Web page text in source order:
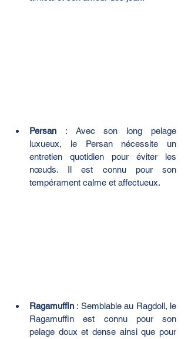
Persan : Avec son long pelage
luxueux, le Persan nécessite un
entretien quotidien pour éviter les
nœuds. Il est connu pour son
tempérament calme et affectueux.
Ragamuffin : Semblable au Ragdoll, le
Ragamuffin est connu pour son
pelage doux et dense ainsi que pour